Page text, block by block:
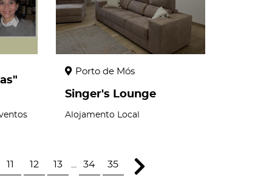
Porto de Mós
Singer's Lounge
Alojamento Local
11 12 13 34 35